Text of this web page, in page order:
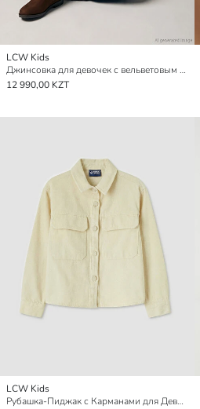
LCW Kids
Джинсовка для девочек с вельветовым воротником
12 990,00 KZT
LCW Kids
Рубашка-Пиджак с Карманами для Девочек